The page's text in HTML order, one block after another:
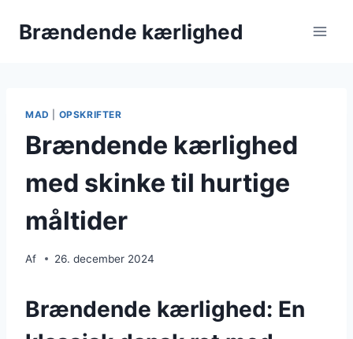
Brændende kærlighed
MAD OPSKRIFTER
Brændende kærlighed
med skinke til hurtige
måltider
Af 26. december 2024
Brændende kærlighed: En